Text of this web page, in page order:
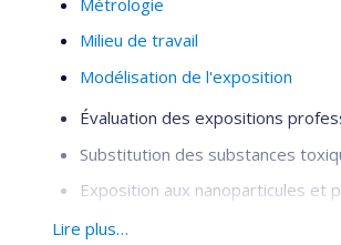
Milieu de travail
Modélisation de l'exposition
Évaluation des expositions
Substitution des substances
Exposition aux nanoparticules et
Modélisation mathématique des
Lire plus…